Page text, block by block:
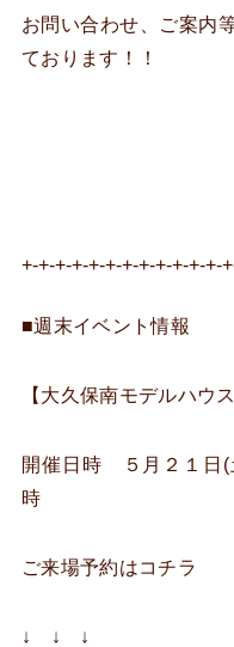
お問い合わせ、ご案内
ております！！
+-+-+-+-+-+-+-+-+-+-+-+-
■週末イベント情報
【大久保南モデルハウ
開催日時 ５月２１日
時
ご来場予約はコチラ
↓ ↓ ↓